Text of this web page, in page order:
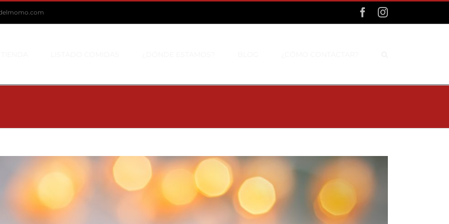
FacebookInstagram